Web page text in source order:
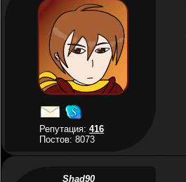
Репутация:416
Постов: 8073
Shad90